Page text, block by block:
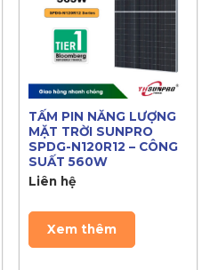
TẤM PIN NĂNG LƯỢNG
MẶT TRỜI SUNPRO
SPDG-N120R12 – CÔNG
SUẤT 560W
Liên hệ
Xem thêm